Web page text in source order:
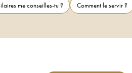
me conseilles-tu ? Comment le servir ?